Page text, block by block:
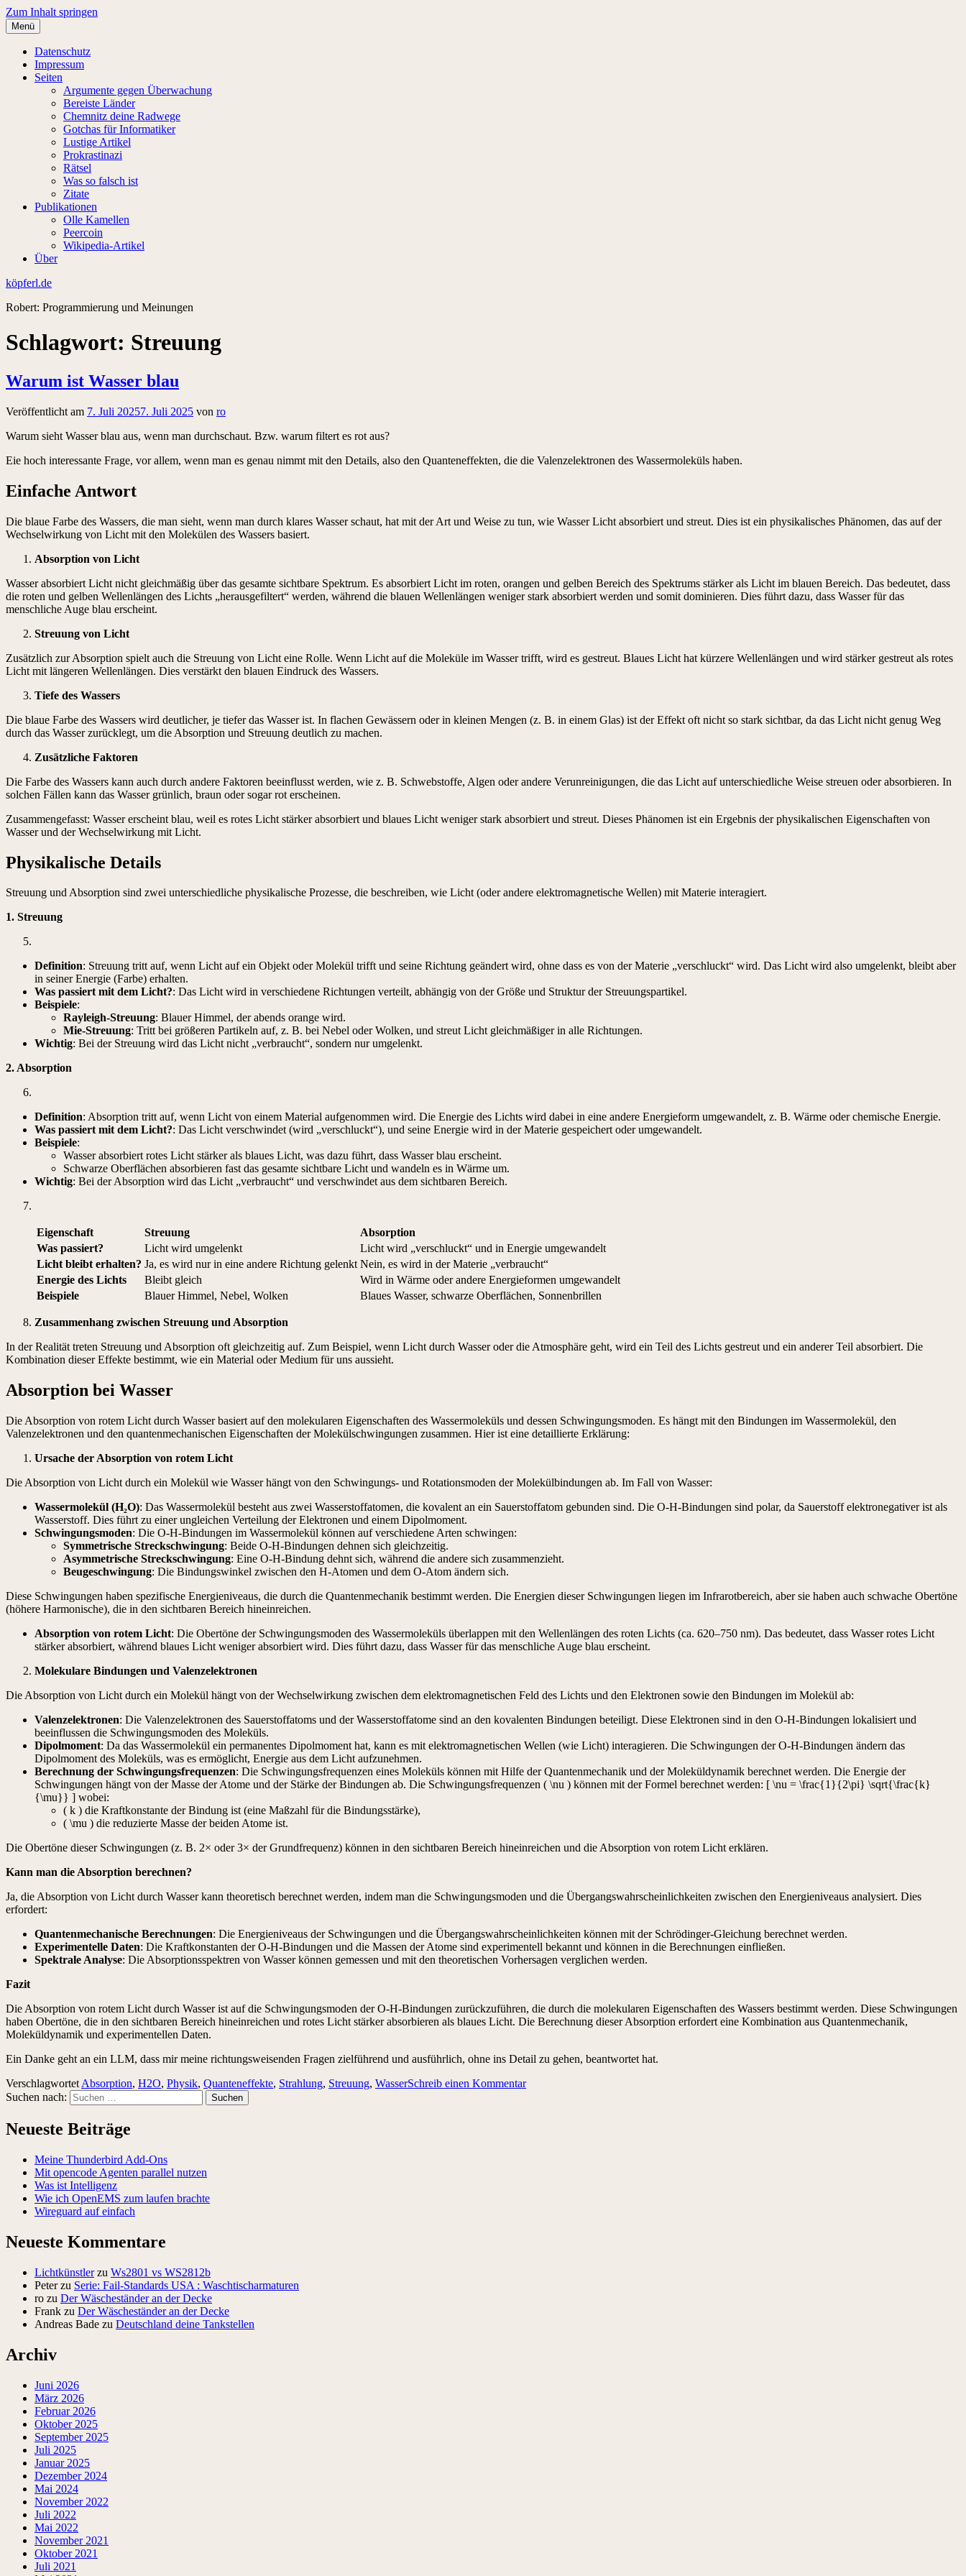
Zum Inhalt springen
Menü
Datenschutz
Impressum
Seiten
Argumente gegen Überwachung
Bereiste Länder
Chemnitz deine Radwege
Gotchas für Informatiker
Lustige Artikel
Prokrastinazi
Rätsel
Was so falsch ist
Zitate
Publikationen
Olle Kamellen
Peercoin
Wikipedia-Artikel
Über
köpferl.de
Robert: Programmierung und Meinungen
Schlagwort: Streuung
Warum ist Wasser blau
Veröffentlicht am 7. Juli 20257. Juli 2025 von ro
Warum sieht Wasser blau aus, wenn man durchschaut. Bzw. warum filtert es rot aus?
Eie hoch interessante Frage, vor allem, wenn man es genau nimmt mit den Details, also den Quanteneffekten, die die Valenzelektronen des Wassermoleküls haben.
Einfache Antwort
Die blaue Farbe des Wassers, die man sieht, wenn man durch klares Wasser schaut, hat mit der Art und Weise zu tun, wie Wasser Licht absorbiert und streut. Dies ist ein physikalisches Phänomen, das auf der
Wechselwirkung von Licht mit den Molekülen des Wassers basiert.
Absorption von Licht
Wasser absorbiert Licht nicht gleichmäßig über das gesamte sichtbare Spektrum. Es absorbiert Licht im roten, orangen und gelben Bereich des Spektrums stärker als Licht im blauen Bereich. Das bedeutet, dass
die roten und gelben Wellenlängen des Lichts „herausgefiltert“ werden, während die blauen Wellenlängen weniger stark absorbiert werden und somit dominieren. Dies führt dazu, dass Wasser für das
menschliche Auge blau erscheint.
Streuung von Licht
Zusätzlich zur Absorption spielt auch die Streuung von Licht eine Rolle. Wenn Licht auf die Moleküle im Wasser trifft, wird es gestreut. Blaues Licht hat kürzere Wellenlängen und wird stärker gestreut als rotes
Licht mit längeren Wellenlängen. Dies verstärkt den blauen Eindruck des Wassers.
Tiefe des Wassers
Die blaue Farbe des Wassers wird deutlicher, je tiefer das Wasser ist. In flachen Gewässern oder in kleinen Mengen (z. B. in einem Glas) ist der Effekt oft nicht so stark sichtbar, da das Licht nicht genug Weg
durch das Wasser zurücklegt, um die Absorption und Streuung deutlich zu machen.
Zusätzliche Faktoren
Die Farbe des Wassers kann auch durch andere Faktoren beeinflusst werden, wie z. B. Schwebstoffe, Algen oder andere Verunreinigungen, die das Licht auf unterschiedliche Weise streuen oder absorbieren. In
solchen Fällen kann das Wasser grünlich, braun oder sogar rot erscheinen.
Zusammengefasst: Wasser erscheint blau, weil es rotes Licht stärker absorbiert und blaues Licht weniger stark absorbiert und streut. Dieses Phänomen ist ein Ergebnis der physikalischen Eigenschaften von
Wasser und der Wechselwirkung mit Licht.
Physikalische Details
Streuung und Absorption sind zwei unterschiedliche physikalische Prozesse, die beschreiben, wie Licht (oder andere elektromagnetische Wellen) mit Materie interagiert.
1. Streuung
Definition: Streuung tritt auf, wenn Licht auf ein Objekt oder Molekül trifft und seine Richtung geändert wird, ohne dass es von der Materie „verschluckt“ wird. Das Licht wird also umgelenkt, bleibt aber
in seiner Energie (Farbe) erhalten.
Was passiert mit dem Licht?: Das Licht wird in verschiedene Richtungen verteilt, abhängig von der Größe und Struktur der Streuungspartikel.
Beispiele:
Rayleigh-Streuung: Blauer Himmel, der abends orange wird.
Mie-Streuung: Tritt bei größeren Partikeln auf, z. B. bei Nebel oder Wolken, und streut Licht gleichmäßiger in alle Richtungen.
Wichtig: Bei der Streuung wird das Licht nicht „verbraucht“, sondern nur umgelenkt.
2. Absorption
Definition: Absorption tritt auf, wenn Licht von einem Material aufgenommen wird. Die Energie des Lichts wird dabei in eine andere Energieform umgewandelt, z. B. Wärme oder chemische Energie.
Was passiert mit dem Licht?: Das Licht verschwindet (wird „verschluckt“), und seine Energie wird in der Materie gespeichert oder umgewandelt.
Beispiele:
Wasser absorbiert rotes Licht stärker als blaues Licht, was dazu führt, dass Wasser blau erscheint.
Schwarze Oberflächen absorbieren fast das gesamte sichtbare Licht und wandeln es in Wärme um.
Wichtig: Bei der Absorption wird das Licht „verbraucht“ und verschwindet aus dem sichtbaren Bereich.
Eigenschaft Streuung
Absorption
Was passiert?
Licht wird umgelenkt
Licht wird „verschluckt“ und in Energie umgewandelt
Licht bleibt erhalten? Ja, es wird nur in eine andere Richtung gelenkt Nein, es wird in der Materie „verbraucht“
Energie des Lichts
Bleibt gleich
Wird in Wärme oder andere Energieformen umgewandelt
Beispiele
Blauer Himmel, Nebel, Wolken Blaues Wasser, schwarze Oberflächen, Sonnenbrillen
Zusammenhang zwischen Streuung und Absorption
In der Realität treten Streuung und Absorption oft gleichzeitig auf. Zum Beispiel, wenn Licht durch Wasser oder die Atmosphäre geht, wird ein Teil des Lichts gestreut und ein anderer Teil absorbiert. Die
Kombination dieser Effekte bestimmt, wie ein Material oder Medium für uns aussieht.
Absorption bei Wasser
Die Absorption von rotem Licht durch Wasser basiert auf den molekularen Eigenschaften des Wassermoleküls und dessen Schwingungsmoden. Es hängt mit den Bindungen im Wassermolekül, den
Valenzelektronen und den quantenmechanischen Eigenschaften der Molekülschwingungen zusammen. Hier ist eine detaillierte Erklärung:
Ursache der Absorption von rotem Licht
Die Absorption von Licht durch ein Molekül wie Wasser hängt von den Schwingungs- und Rotationsmoden der Molekülbindungen ab. Im Fall von Wasser:
Wassermolekül (H₂O): Das Wassermolekül besteht aus zwei Wasserstoffatomen, die kovalent an ein Sauerstoffatom gebunden sind. Die O-H-Bindungen sind polar, da Sauerstoff elektronegativer ist als
Wasserstoff. Dies führt zu einer ungleichen Verteilung der Elektronen und einem Dipolmoment.
Schwingungsmoden: Die O-H-Bindungen im Wassermolekül können auf verschiedene Arten schwingen:
Symmetrische Streckschwingung: Beide O-H-Bindungen dehnen sich gleichzeitig.
Asymmetrische Streckschwingung: Eine O-H-Bindung dehnt sich, während die andere sich zusammenzieht.
Beugeschwingung: Die Bindungswinkel zwischen den H-Atomen und dem O-Atom ändern sich.
Diese Schwingungen haben spezifische Energieniveaus, die durch die Quantenmechanik bestimmt werden. Die Energien dieser Schwingungen liegen im Infrarotbereich, aber sie haben auch schwache Obertöne
(höhere Harmonische), die in den sichtbaren Bereich hineinreichen.
Absorption von rotem Licht: Die Obertöne der Schwingungsmoden des Wassermoleküls überlappen mit den Wellenlängen des roten Lichts (ca. 620–750 nm). Das bedeutet, dass Wasser rotes Licht
stärker absorbiert, während blaues Licht weniger absorbiert wird. Dies führt dazu, dass Wasser für das menschliche Auge blau erscheint.
Molekulare Bindungen und Valenzelektronen
Die Absorption von Licht durch ein Molekül hängt von der Wechselwirkung zwischen dem elektromagnetischen Feld des Lichts und den Elektronen sowie den Bindungen im Molekül ab:
Valenzelektronen: Die Valenzelektronen des Sauerstoffatoms und der Wasserstoffatome sind an den kovalenten Bindungen beteiligt. Diese Elektronen sind in den O-H-Bindungen lokalisiert und
beeinflussen die Schwingungsmoden des Moleküls.
Dipolmoment: Da das Wassermolekül ein permanentes Dipolmoment hat, kann es mit elektromagnetischen Wellen (wie Licht) interagieren. Die Schwingungen der O-H-Bindungen ändern das
Dipolmoment des Moleküls, was es ermöglicht, Energie aus dem Licht aufzunehmen.
Berechnung der Schwingungsfrequenzen: Die Schwingungsfrequenzen eines Moleküls können mit Hilfe der Quantenmechanik und der Moleküldynamik berechnet werden. Die Energie der
Schwingungen hängt von der Masse der Atome und der Stärke der Bindungen ab. Die Schwingungsfrequenzen ( \nu ) können mit der Formel berechnet werden: [ \nu = \frac{1}{2\pi} \sqrt{\frac{k}
{\mu}} ] wobei:
( k ) die Kraftkonstante der Bindung ist (eine Maßzahl für die Bindungsstärke),
( \mu ) die reduzierte Masse der beiden Atome ist.
Die Obertöne dieser Schwingungen (z. B. 2× oder 3× der Grundfrequenz) können in den sichtbaren Bereich hineinreichen und die Absorption von rotem Licht erklären.
Kann man die Absorption berechnen?
Ja, die Absorption von Licht durch Wasser kann theoretisch berechnet werden, indem man die Schwingungsmoden und die Übergangswahrscheinlichkeiten zwischen den Energieniveaus analysiert. Dies
erfordert:
Quantenmechanische Berechnungen: Die Energieniveaus der Schwingungen und die Übergangswahrscheinlichkeiten können mit der Schrödinger-Gleichung berechnet werden.
Experimentelle Daten: Die Kraftkonstanten der O-H-Bindungen und die Massen der Atome sind experimentell bekannt und können in die Berechnungen einfließen.
Spektrale Analyse: Die Absorptionsspektren von Wasser können gemessen und mit den theoretischen Vorhersagen verglichen werden.
Fazit
Die Absorption von rotem Licht durch Wasser ist auf die Schwingungsmoden der O-H-Bindungen zurückzuführen, die durch die molekularen Eigenschaften des Wassers bestimmt werden. Diese Schwingungen
haben Obertöne, die in den sichtbaren Bereich hineinreichen und rotes Licht stärker absorbieren als blaues Licht. Die Berechnung dieser Absorption erfordert eine Kombination aus Quantenmechanik,
Moleküldynamik und experimentellen Daten.
Ein Danke geht an ein LLM, dass mir meine richtungsweisenden Fragen zielführend und ausführlich, ohne ins Detail zu gehen, beantwortet hat.
Verschlagwortet Absorption, H2O, Physik, Quanteneffekte, Strahlung, Streuung, WasserSchreib einen Kommentar
Suchen nach:
Neueste Beiträge
Meine Thunderbird Add-Ons
Mit opencode Agenten parallel nutzen
Was ist Intelligenz
Wie ich OpenEMS zum laufen brachte
Wireguard auf einfach
Neueste Kommentare
Lichtkünstlerzu Ws2801 vs WS2812b
Peterzu Serie: Fail-Standards USA : Waschtischarmaturen
ro zu Der Wäscheständer an der Decke
Frank zu Der Wäscheständer an der Decke
Andreas Bade zu Deutschland deine Tankstellen
Archiv
Juni 2026
März 2026
Februar 2026
Oktober 2025
September 2025
Juli 2025
Januar 2025
Dezember 2024
Mai 2024
November 2022
Juli 2022
Mai 2022
November 2021
Oktober 2021
Juli 2021